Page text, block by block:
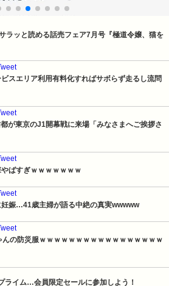
ラッと読める話売フェア7月号『極道令嬢、猫を
スエリア利用有料化すればサボらず走るし流問
が東京のJ1開幕戦に来場「みなさまへご挨拶さ
ばすぎｗｗｗｗｗｗｗ
妊娠…41歳主婦が語る中絶の真実wwwww
んの防災服ｗｗｗｗｗｗｗｗｗｗｗｗｗｗｗｗｗ
イム…会員限定セールに参加しよう！